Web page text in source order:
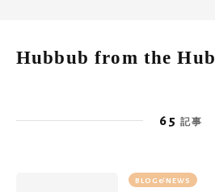
Hubbub from the Hub
65記事
BLOG&NEWS